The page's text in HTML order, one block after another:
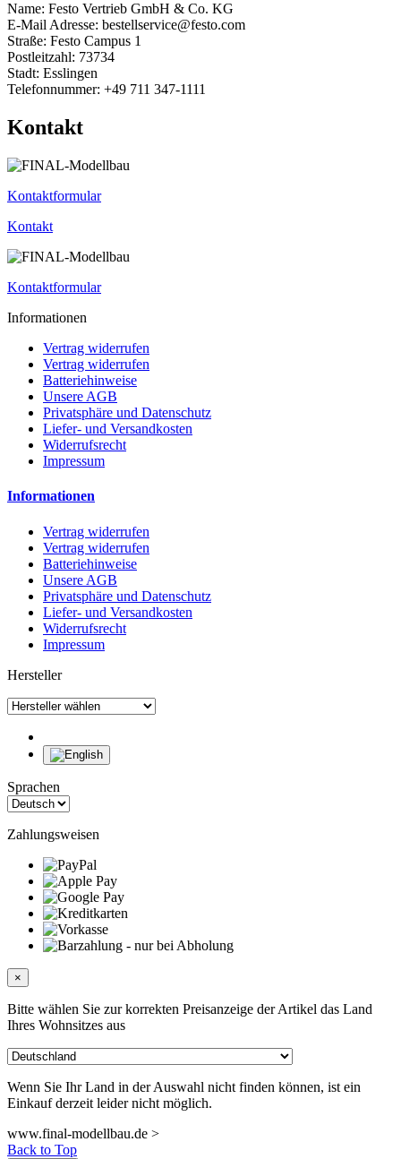
Name: Festo Vertrieb GmbH & Co. KG
E-Mail Adresse: bestellservice@festo.com
Straße: Festo Campus 1
Postleitzahl: 73734
Stadt: Esslingen
Telefonnummer: +49 711 347-1111
Kontakt
Kontaktformular
Kontakt
Kontaktformular
Informationen
Vertrag widerrufen
Vertrag widerrufen
Batteriehinweise
Unsere AGB
Privatsphäre und Datenschutz
Liefer- und Versandkosten
Widerrufsrecht
Impressum
Informationen
Vertrag widerrufen
Vertrag widerrufen
Batteriehinweise
Unsere AGB
Privatsphäre und Datenschutz
Liefer- und Versandkosten
Widerrufsrecht
Impressum
Hersteller
Sprachen
Zahlungsweisen
×
Bitte wählen Sie zur korrekten Preisanzeige der Artikel das Land
Ihres Wohnsitzes aus
Wenn Sie Ihr Land in der Auswahl nicht finden können, ist ein
Einkauf derzeit leider nicht möglich.
www.final-modellbau.de >
Back to Top